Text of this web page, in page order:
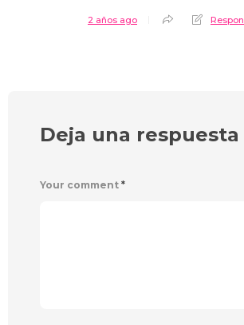
2 años ago
Deja una respuesta
Your comment *